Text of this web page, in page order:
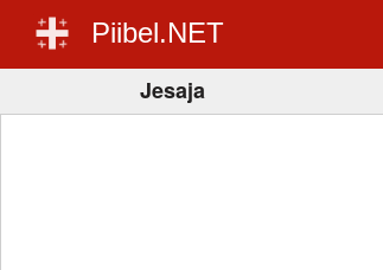
Piibel.NET
Jesaja